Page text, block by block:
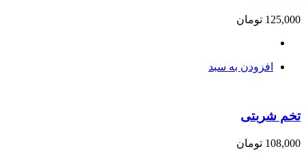
125,000 تومان
افزودن به سبد
تخم شربتی
108,000 تومان